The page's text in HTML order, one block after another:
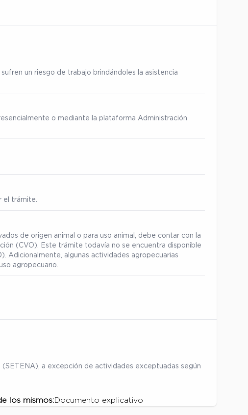
un riesgo de trabajo brindándoles la asistencia
o mediante la plataforma Administración
el trámite.
de origen animal o para uso animal, debe contar con la
(CVO). Este trámite todavía no se encuentra disponible
Adicionalmente, algunas actividades agropecuarias
agropecuario
a excepción de actividades exceptuadas según
los mismos:Documento explicativo